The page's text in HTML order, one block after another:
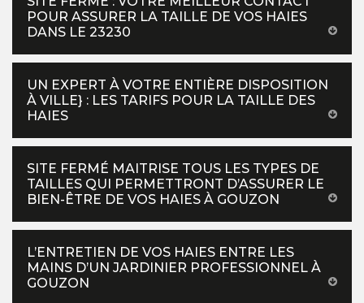
POUR ASSURER LA TAILLE DE VOS HAIES
DANS LE 23230
UN EXPERT À VOTRE ENTIÈRE DISPOSITION
À VILLE} : LES TARIFS POUR LA TAILLE DES
HAIES
SITE FERMÉ MAITRISE TOUS LES TYPES DE
TAILLES QUI PERMETTRONT D’ASSURER LE
BIEN-ÊTRE DE VOS HAIES À GOUZON
L’ENTRETIEN DE VOS HAIES ENTRE LES
MAINS D’UN JARDINIER PROFESSIONNEL À
GOUZON